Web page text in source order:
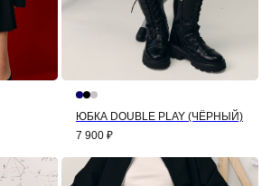
ЮБКА DOUBLE PLAY (ЧЁРНЫЙ)
7 900 ₽